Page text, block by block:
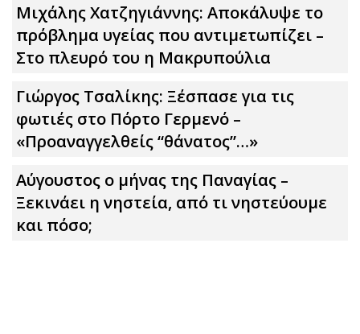
Μιχάλης Χατζηγιάννης: Αποκάλυψε το
πρόβλημα υγείας που αντιμετωπίζει –
Στο πλευρό του η Μακρυπούλια
Γιώργος Τσαλίκης: Ξέσπασε για τις
φωτιές στο Πόρτο Γερμενό –
«Προαναγγελθείς “θάνατος”…»
Αύγουστος ο μήνας της Παναγίας –
Ξεκινάει η νηστεία, από τι νηστεύουμε
και πόσο;